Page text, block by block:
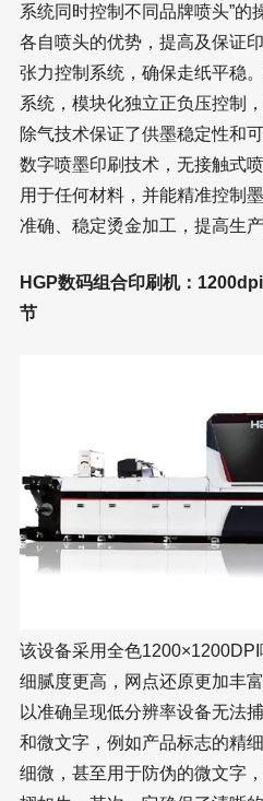
系统同时控制不同品牌喷头”的
各自喷头的优势，提高及保证
张力控制系统，确保走纸平稳
系统，模块化独立正负压控制
除气技术保证了供墨稳定性和
数字喷墨印刷技术，无接触式
用于任何材料，并能精准控制
准确、稳定烫金加工，提高生
HGP数码组合印刷机：
节
该设备采用全色
细腻度更高，网点还原更加丰
以准确呈现低分辨率设备无法
和微文字，例如产品标志的精
细微，甚至用于防伪的微文字